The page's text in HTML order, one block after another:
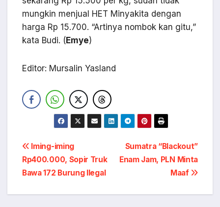
mungkin menjual HET Minyakita dengan
harga Rp 15.700. “Artinya nombok kan gitu,”
kata Budi. ( Emye)
Editor: Mursalin Yasland
Navigasi
pos
Sumatra “Blackout”
Enam Jam, PLN Minta
Maaf
Iming-iming
Rp400.000, Sopir Truk
Bawa 172 Burung Ilegal